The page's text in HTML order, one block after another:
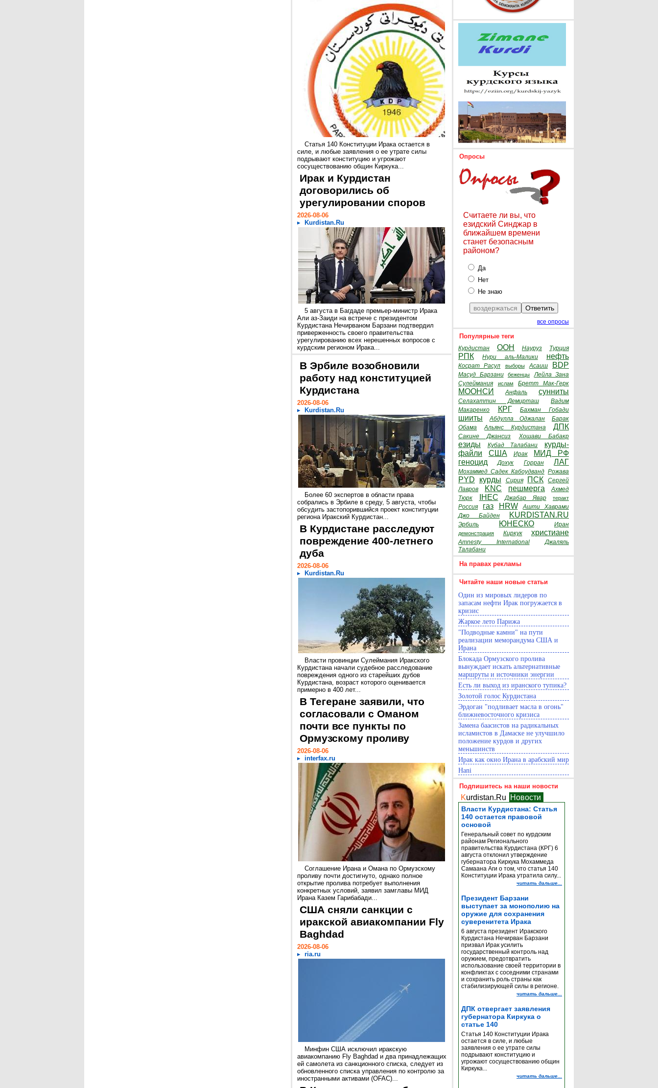
Статья 140 Конституции Ирака остается в
силе, и любые заявления о ее утрате силы
подрывают конституцию и угрожают
сосуществованию общин Киркука...
Ирак и Курдистан
договорились об
урегулировании споров
2026-08-06
Kurdistan.Ru
5 августа в Багдаде премьер-министр Ирака
Али аз-Заиди на встрече с президентом
Курдистана Нечирваном Барзани подтвердил
приверженность своего правительства
урегулированию всех нерешенных вопросов с
курдским регионом Ирака...
В Эрбиле возобновили
работу над конституцией
Курдистана
2026-08-06
Kurdistan.Ru
Более 60 экспертов в области права
собрались в Эрбиле в среду, 5 августа, чтобы
обсудить застопорившийся проект конституции
региона Иракский Курдистан...
В Курдистане расследуют
повреждение 400-летнего
дуба
2026-08-06
Kurdistan.Ru
Власти провинции Сулеймания Иракского
Курдистана начали судебное расследование
повреждения одного из старейших дубов
Курдистана, возраст которого оценивается
примерно в 400 лет...
В Тегеране заявили, что
согласовали с Оманом
почти все пункты по
Ормузскому проливу
2026-08-06
interfax.ru
Соглашение Ирана и Омана по Ормузскому
проливу почти достигнуто, однако полное
открытие пролива потребует выполнения
конкретных условий, заявил замглавы МИД
Ирана Казем Гарибабади...
США сняли санкции с
иракской авиакомпании Fly
Baghdad
2026-08-06
ria.ru
Минфин США исключил иракскую
авиакомпанию Fly Baghdad и два принадлежащих
ей самолета из санкционного списка, следует из
обновленного списка управления по контролю за
иностранными активами (OFAC)...
Опросы
Считаете ли вы, что
езидский Синджар в
ближайшем времени
станет безопасным
районом?
Да
Нет
Не знаю
все опросы
Популярные теги
Курдистан ООН Науруз Турция
РПК Нури аль-Малики нефть
Косрат Расул выборы Асаиш BDP
Масуд Барзани беженцы
Лейла Зана
Сулеймания
ислам Бретт Мак-Герк
МООНСИ Анфаль сунниты
Селахаттин Демирташ
Вадим
Макаренко
КРГ Бахман Гобади
шииты Абдулла Оджалан
Барак
Обама
Альянс Курдистана ДПК
Сакине Джансиз Хошави Бабакр
езиды Кубад Талабани
курды-
файли
США Ирак
МИД РФ
геноцид
Дохук Горран ЛАГ
Мохаммед Садек Кабоудванд Рожава
PYD курды Сирия ПСК
Сергей
Лавров
KNC пешмерга
Ахмед
Тюрк
IHEC Джабар Явар теракт
Россия газ HRW
Ашти Хаврами
Джо Байден
KURDISTAN.RU
Эрбиль ЮНЕСКО Иран
демонстрация Киркук христиане
Amnesty International
Джаляль
Талабани
На правах рекламы
Читайте наши новые статьи
Один из мировых лидеров по
запасам нефти Ирак погружается в
кризис
Жаркое лето Парижа
"Подводные камни" на пути
реализации меморандума США и
Ирана
Блокада Ормузского пролива
вынуждает искать альтернативные
маршруты и источники энергии
Есть ли выход из иранского тупика?
Золотой голос Курдистана
Эрдоган "подливает масла в огонь"
ближневосточного кризиса
Замена баасистов на радикальных
исламистов в Дамаске не улучшило
положение курдов и других
меньшинств
Ирак как окно Ирана в арабский мир
Hani
Подпишитесь на наши новости
Kurdistan.Ru Новости
Власти Курдистана: Статья
140 остается правовой
основой
Генеральный совет по курдским
районам Регионального
правительства Курдистана (КРГ) 6
августа отклонил утверждение
губернатора Киркука Мохаммеда
Самаана Аги о том, что статья 140
Конституции Ирака утратила силу...
читать дальше...
Президент Барзани
выступает за монополию на
оружие для сохранения
суверенитета Ирака
6 августа президент Иракского
Курдистана Нечирван Барзани
призвал Ирак усилить
государственный контроль над
оружием, предотвратить
использование своей территории в
конфликтах с соседними странами
и сохранить роль страны как
стабилизирующей силы в регионе.
читать дальше...
ДПК отвергает заявления
губернатора Киркука о
статье 140
Статья 140 Конституции Ирака
остается в силе, и любые
заявления о ее утрате силы
подрывают конституцию и
угрожают сосуществованию общин
Киркука...
читать дальше...